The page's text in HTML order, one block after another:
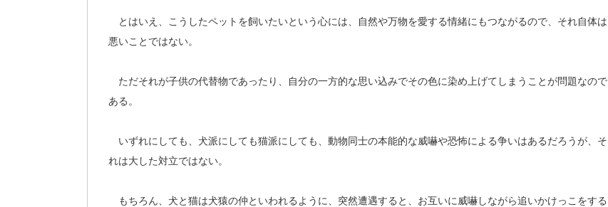
とはいえ、こうしたペットを飼いたいという心には、自然や万物を愛する情緒にもつながるので、それ自体は
悪いことではない。
ただそれが子供の代替物であったり、自分の一方的な思い込みでその色に染め上げてしまうことが問題なので
ある。
いずれにしても、犬派にしても猫派にしても、動物同士の本能的な威嚇や恐怖による争いはあるだろうが、そ
れは大した対立ではない。
もちろん、犬と猫は犬猿の仲といわれるように、突然遭遇すると、お互いに威嚇しながら追いかけっこをする